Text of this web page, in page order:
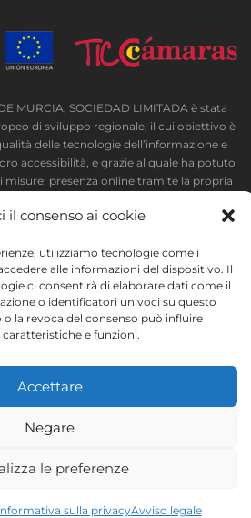
il consenso ai cookie
utilizziamo tecnologie come i
alle informazioni del dispositivo. Il
ci consentirà di elaborare dati come il
o identificatori univoci su questo
la revoca del consenso può influire
e funzioni.
Accettare
Negare
le preferenze
sulla privacyAvviso legale
MURCIA, SOCIEDAD LIMITADA è stata
di sviluppo regionale, il cui obiettivo è
delle tecnologie dell’informazione e
accessibilità, e grazie al quale ha potuto
presenza online tramite la propria
supportata dal programma TIC Cámaras,
Informativa sulla privacy